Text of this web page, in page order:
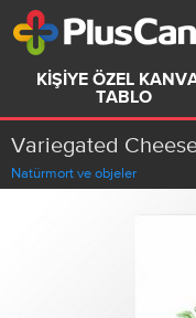
KIŞIYE ÖZEL
TABLO
Variegated
Natürmort ve objeler